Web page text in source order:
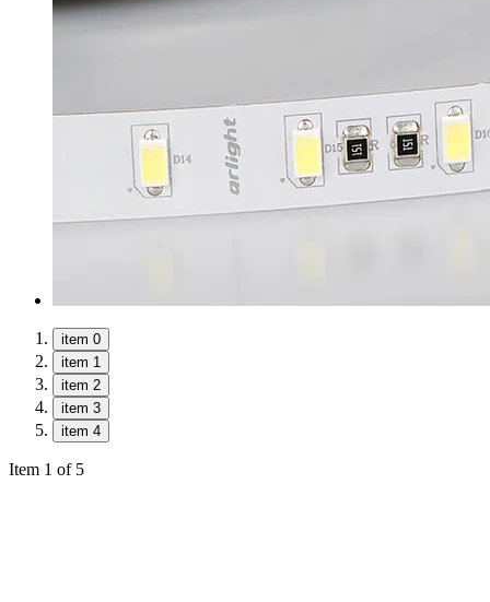
item 0
item 1
item 2
item 3
item 4
Item 1 of 5